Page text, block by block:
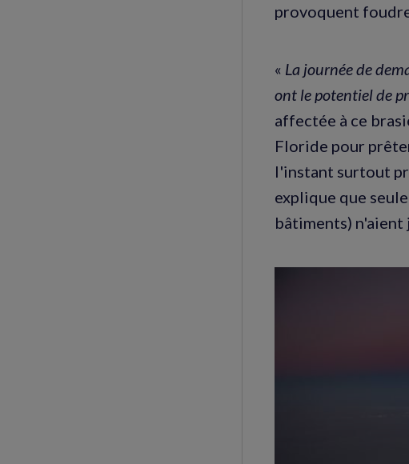
provoquent
« La journée de
ont le potentiel de
affectée à ce
Floride pour
l'instant surtout
explique que
bâtiments)